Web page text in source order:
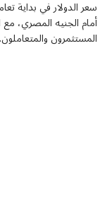
أمام الجنيه المصري، مع
المستثمرون